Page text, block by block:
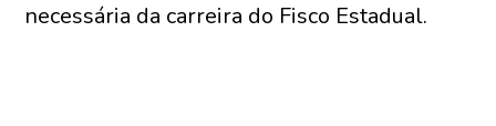
necessária da carreira do Fisco Estadual.